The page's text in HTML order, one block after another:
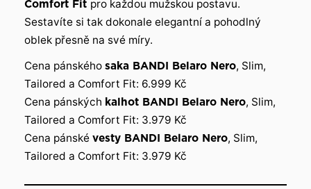
Comfort Fit pro každou mužskou postavu.
Sestavíte si tak dokonale elegantní a pohodlný
oblek přesně na své míry.
Cena pánského saka BANDI Belaro Nero, Slim,
Tailored a Comfort Fit: 6.999 Kč
Cena pánských kalhot BANDI Belaro Nero, Slim,
Tailored a Comfort Fit: 3.979 Kč
Cena pánské vesty BANDI Belaro Nero, Slim,
Tailored a Comfort Fit: 3.979 Kč